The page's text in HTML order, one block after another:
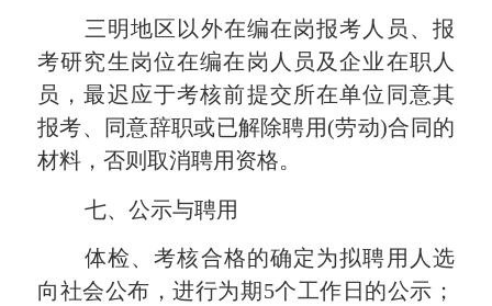
三明地区以外在编在岗报考人员、报
考研究生岗位在编在岗人员及企业在职人
员，最迟应于考核前提交所在单位同意其
报考、同意辞职或已解除聘用(劳动)合同的
材料，否则取消聘用资格。
七、公示与聘用
体检、考核合格的确定为拟聘用人 选
向社会公布，进行为期 5个工作日的公示；